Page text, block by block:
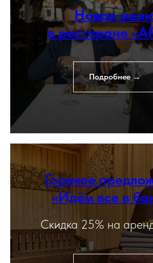
Новое
в ресторане
Подробнее →
Горячее
«Идём все в
Скидка 25% на